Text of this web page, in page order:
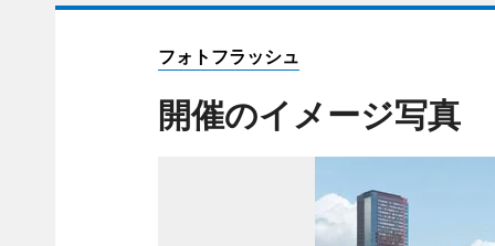
フォトフラッシュ
開催のイメージ写真